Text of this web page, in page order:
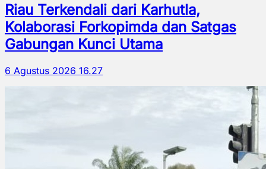
Riau Terkendali dari Karhutla,
Kolaborasi Forkopimda dan Satgas
Gabungan Kunci Utama
6 Agustus 2026 16.27